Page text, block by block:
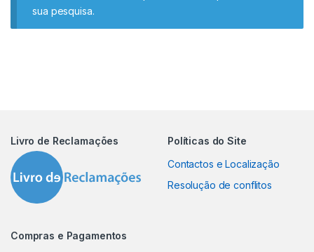
sua pesquisa.
Livro de Reclamações
Políticas do Site
Contactos e Localização
Resolução de conflitos
Compras e Pagamentos